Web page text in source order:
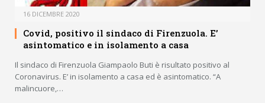
16 DICEMBRE 2020
Covid, positivo il sindaco di Firenzuola. E’
asintomatico e in isolamento a casa
Il sindaco di Firenzuola Giampaolo Buti è risultato positivo al
Coronavirus. E’ in isolamento a casa ed è asintomatico. “A
malincuore,…